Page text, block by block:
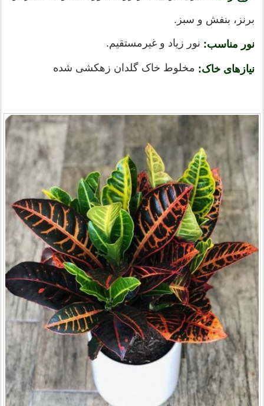
برنز، بنفش و سبز.
نور مناسب: نور زیاد و غیرمستقیم.
نیازهای خاک: مخلوط خاک گلدان زهکشی شده